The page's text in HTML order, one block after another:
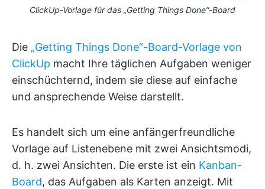
ClickUp-Vorlage für das „Getting Things Done“-Board
Die „Getting Things Done“-Board-Vorlage von
ClickUp macht Ihre täglichen Aufgaben weniger
einschüchternd, indem sie diese auf einfache
und ansprechende Weise darstellt.
Es handelt sich um eine anfängerfreundliche
Vorlage auf Listenebene mit zwei Ansichtsmodi,
d. h. zwei Ansichten. Die erste ist ein Kanban-
Board, das Aufgaben als Karten anzeigt. Mit